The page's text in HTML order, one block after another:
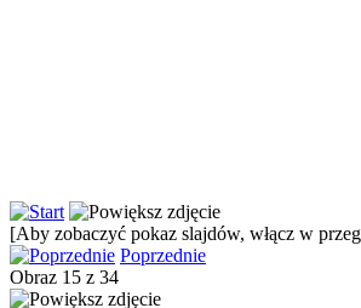
[Aby zobaczyć pokaz slajdów, włącz w
Poprzednie
Obraz 15 z 34